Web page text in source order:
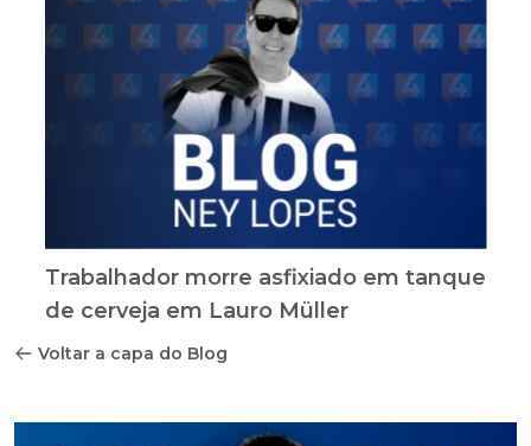
Trabalhador morre asfixiado em tanque
de cerveja em Lauro Müller
Voltar a capa do Blog